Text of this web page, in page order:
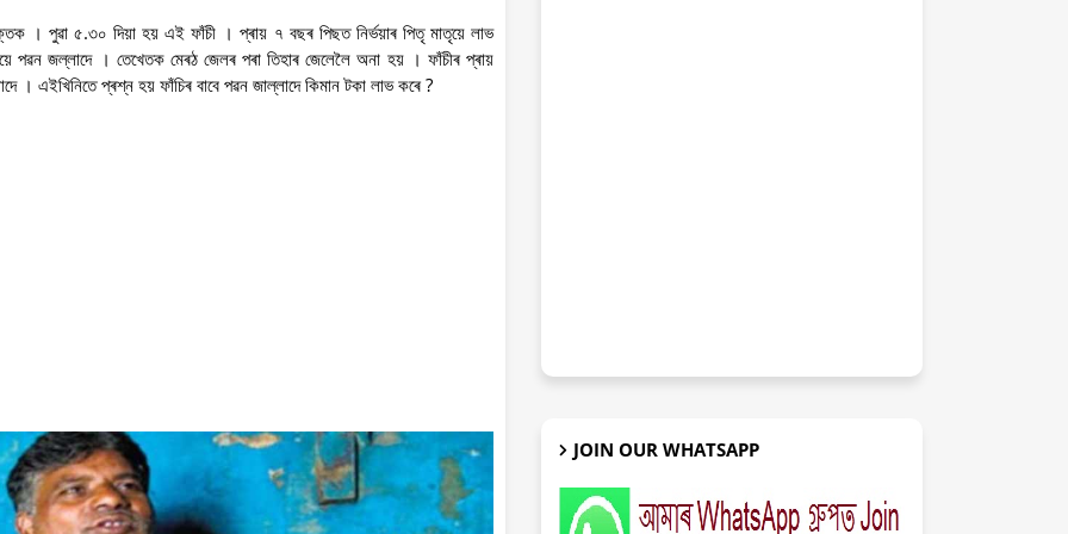
। পুৱা ৫.৩০ দিয়া হয় এই ফাঁচী । প্ৰায় ৭ বছৰ পিছত নিৰ্ভয়াৰ পিতৃ মাতৃয়ে লাভ
পৱন জল্লাদে । তেখেতক মেৰঠ জেলৰ পৰা তিহাৰ জেলেলৈ অনা হয় । ফাঁচীৰ প্ৰায়
। এইখিনিতে প্ৰশ্ন হয় ফাঁচিৰ বাবে পৱন জাল্লাদে কিমান টকা লাভ কৰে ?
JOIN OUR WHATSAPP